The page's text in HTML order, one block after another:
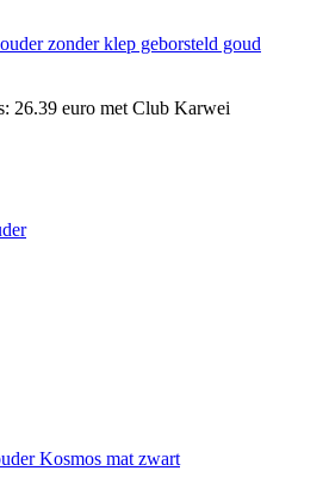
zonder klep geborsteld goud
26.39 euro met Club Karwei
Kosmos mat zwart